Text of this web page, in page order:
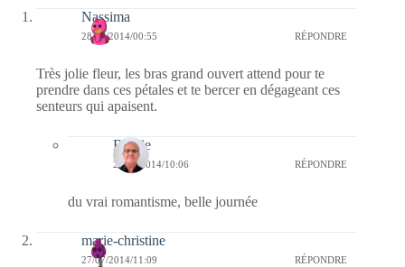
Nassima
28/07/2014/00:55 RÉPONDRE
Très jolie fleur, les bras grand ouvert attend pour te
prendre dans ces pétales et te bercer en dégageant ces
senteurs qui apaisent.
Bernie
28/07/2014/10:06 RÉPONDRE
du vrai romantisme, belle journée
marie-christine
27/07/2014/11:09 RÉPONDRE